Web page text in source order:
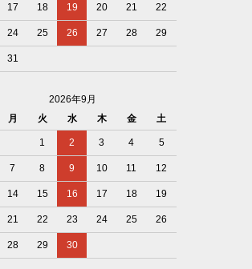
17 18 19 20 21 22
24 25 26 27 28 29
31
2026年9月
月 火 水 木 金 土
1 2 3 4 5
7 8 9 10 11 12
14 15 16 17 18 19
21 22 23 24 25 26
28 29 30